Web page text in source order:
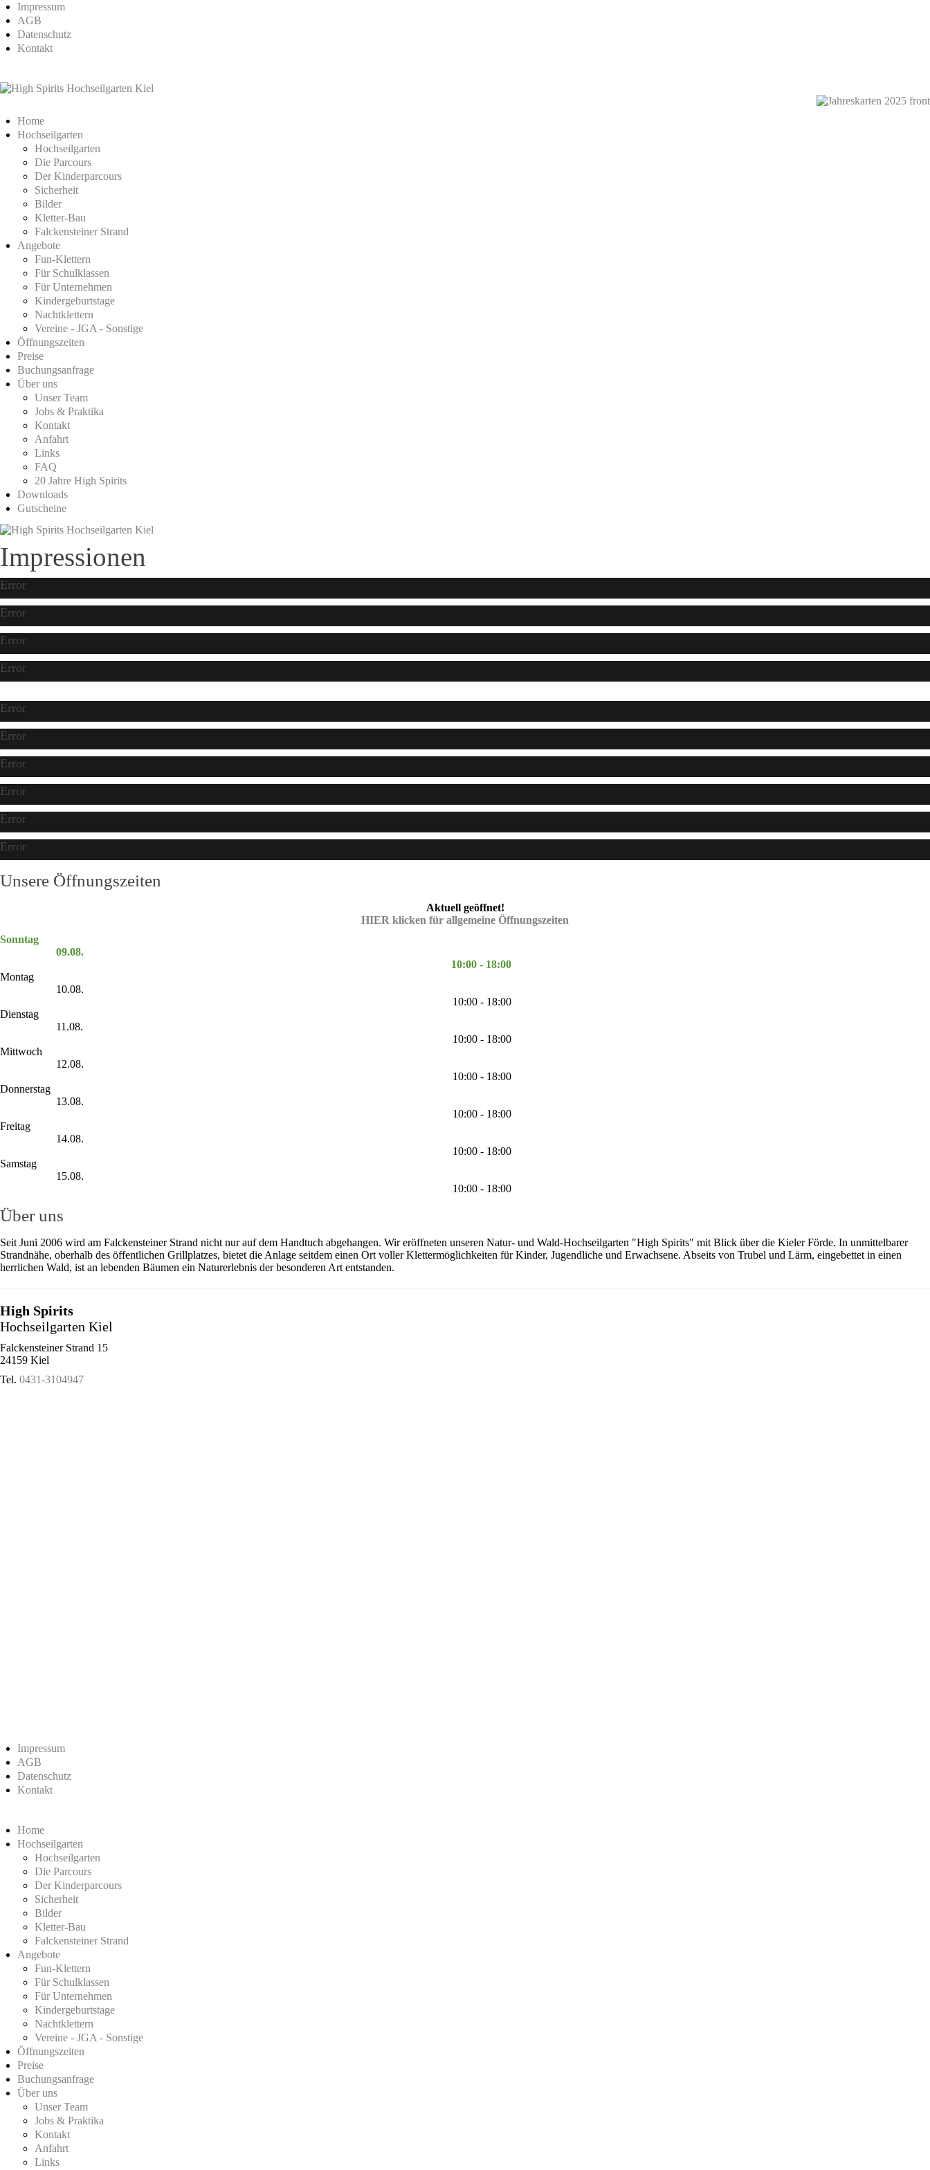
Impressum
AGB
Datenschutz
Kontakt
Home
Hochseilgarten
Hochseilgarten
Die Parcours
Der Kinderparcours
Sicherheit
Bilder
Kletter-Bau
Falckensteiner Strand
Angebote
Fun-Klettern
Für Schulklassen
Für Unternehmen
Kindergeburtstage
Nachtklettern
Vereine - JGA - Sonstige
Öffnungszeiten
Preise
Buchungsanfrage
Über uns
Unser Team
Jobs & Praktika
Kontakt
Anfahrt
Links
FAQ
20 Jahre High Spirits
Downloads
Gutscheine
Impressionen
Error
Error
Error
Error
Error
Error
Error
Error
Error
Error
Unsere Öffnungszeiten
Aktuell geöffnet!
HIER klicken für allgemeine Öffnungszeiten
Sonntag
09.08.
10:00 - 18:00
Montag
10.08.
10:00 - 18:00
Dienstag
11.08.
10:00 - 18:00
Mittwoch
12.08.
10:00 - 18:00
Donnerstag
13.08.
10:00 - 18:00
Freitag
14.08.
10:00 - 18:00
Samstag
15.08.
10:00 - 18:00
Über uns
Seit Juni 2006 wird am Falckensteiner Strand nicht nur auf dem Handtuch abgehangen. Wir eröffneten unseren Natur- und Wald-Hochseilgarten "High Spirits" mit Blick über die Kieler Förde. In unmittelbarer
Strandnähe, oberhalb des öffentlichen Grillplatzes, bietet die Anlage seitdem einen Ort voller Klettermöglichkeiten für Kinder, Jugendliche und Erwachsene. Abseits von Trubel und Lärm, eingebettet in einen
herrlichen Wald, ist an lebenden Bäumen ein Naturerlebnis der besonderen Art entstanden.
High Spirits
Hochseilgarten Kiel
Falckensteiner Strand 15
24159 Kiel
Tel. 0431-3104947
Impressum
AGB
Datenschutz
Kontakt
Home
Hochseilgarten
Hochseilgarten
Die Parcours
Der Kinderparcours
Sicherheit
Bilder
Kletter-Bau
Falckensteiner Strand
Angebote
Fun-Klettern
Für Schulklassen
Für Unternehmen
Kindergeburtstage
Nachtklettern
Vereine - JGA - Sonstige
Öffnungszeiten
Preise
Buchungsanfrage
Über uns
Unser Team
Jobs & Praktika
Kontakt
Anfahrt
Links